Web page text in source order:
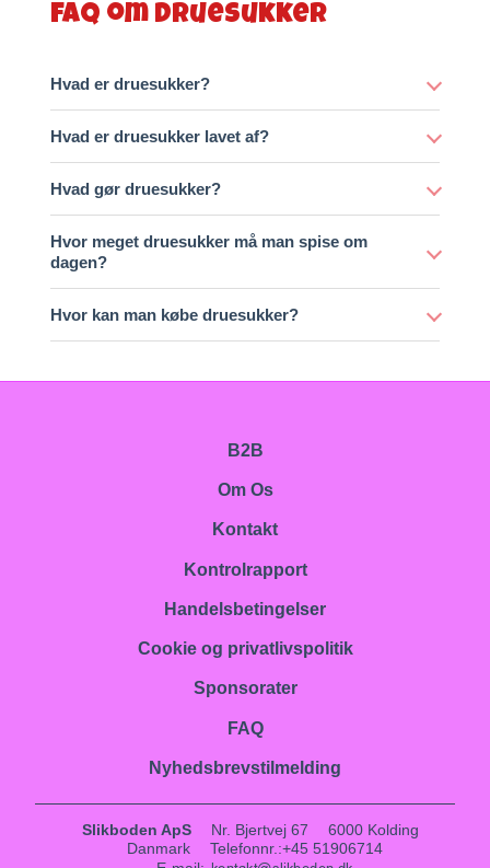
Faq om druesukker
Hvad er druesukker?
Hvad er druesukker lavet af?
Hvad gør druesukker?
Hvor meget druesukker må man spise om
dagen?
Hvor kan man købe druesukker?
B2B
Om Os
Kontakt
Kontrolrapport
Handelsbetingelser
Cookie og privatlivspolitik
Sponsorater
FAQ
Nyhedsbrevstilmelding
Slikboden ApS Nr. Bjertvej 67
6000 Kolding
Danmark
Telefonnr.:+45 51906714